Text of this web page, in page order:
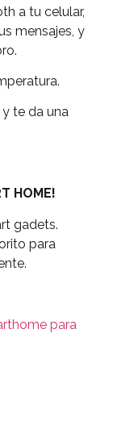
tu celular,
mensajes, y
te da una
HOME!
gadets.
para
para